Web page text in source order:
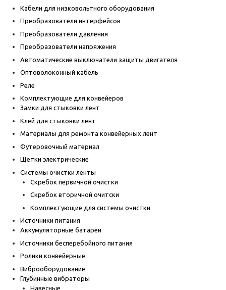
Кабели для низковольтного оборудования
Преобразователи интерфейсов
Преобразователи давления
Преобразователи напряжения
Автоматические выключатели защиты двигателя
Оптоволоконный кабель
Реле
Комплектующие для конвейеров
Замки для стыковки лент
Клей для стыковки лент
Материалы для ремонта конвейерных лент
Футеровочный материал
Щетки электрические
Системы очистки ленты
Скребок первичной очистки
Скребок вторичной очитски
Комплектующие для системы очистки
Источники питания
Аккумуляторные батареи
Источники бесперебойного питания
Ролики конвейерные
Виброоборудование
Глубинные вибраторы
Навесные